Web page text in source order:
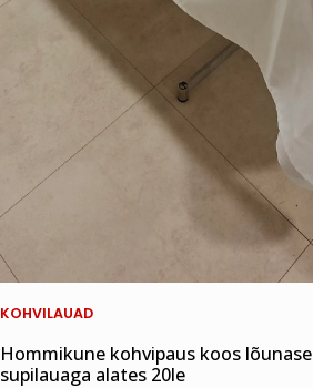
KOHVILAUAD
Hommikune kohvipaus koos lõunase
supilauaga alates 20le